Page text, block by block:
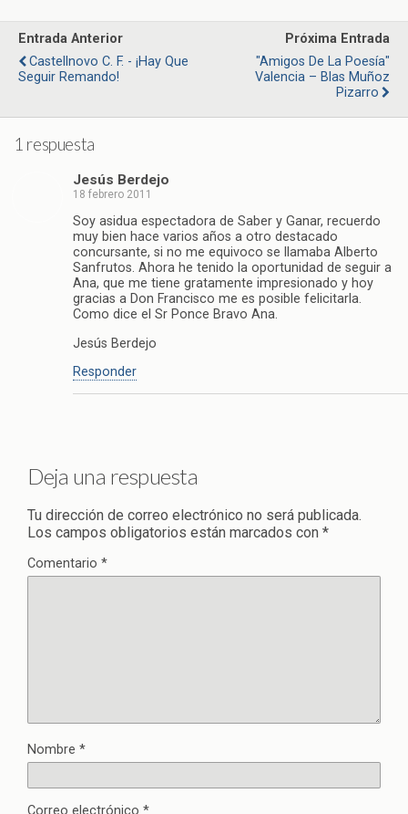
Entrada Anterior
Castellnovo C. F. - ¡Hay Que
Seguir Remando!
Próxima Entrada
"Amigos De La Poesía"
Valencia – Blas Muñoz
Pizarro
1 respuesta
Jesús Berdejo
18 febrero 2011
Soy asidua espectadora de Saber y Ganar, recuerdo
muy bien hace varios años a otro destacado
concursante, si no me equivoco se llamaba Alberto
Sanfrutos. Ahora he tenido la oportunidad de seguir a
Ana, que me tiene gratamente impresionado y hoy
gracias a Don Francisco me es posible felicitarla.
Como dice el Sr Ponce Bravo Ana.
Jesús Berdejo
Responder
Deja una respuesta
Tu dirección de correo electrónico no será publicada.
Los campos obligatorios están marcados con *
Comentario *
Nombre *